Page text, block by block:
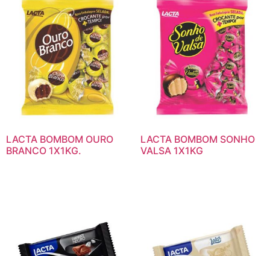
LACTA BOMBOM OURO
BRANCO 1X1KG.
LACTA BOMBOM SONHO
VALSA 1X1KG